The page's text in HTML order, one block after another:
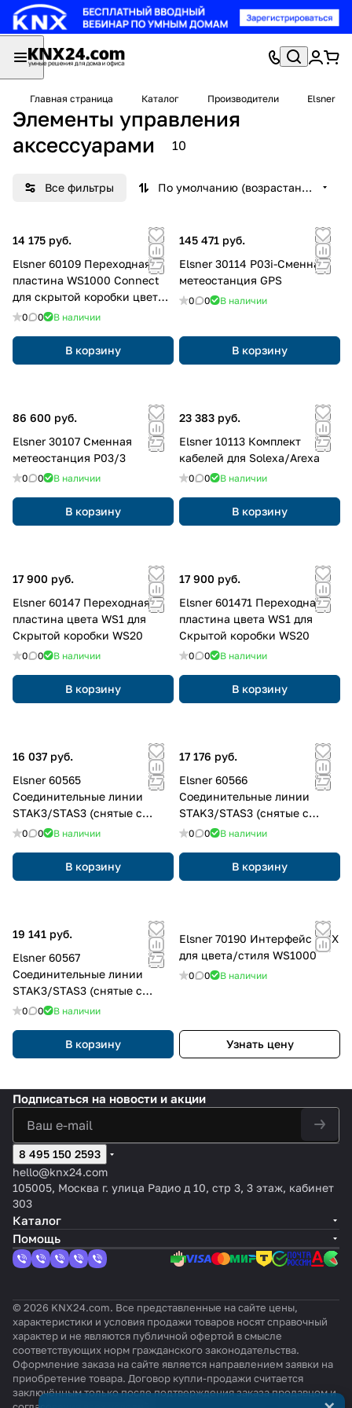
Главная страница Каталог Производители Elsner
Элементы управления
аксессуарами
10
Все фильтры По умолчанию (возрастание)
14 175 руб.
Elsner 60109 Переходная
пластина WS1000 Connect
для скрытой коробки цвета
WS1000
0 0 В наличии
В корзину
145 471 руб.
Elsner 30114 P03i-Сменная
метеостанция GPS
0 0 В наличии
В корзину
86 600 руб.
Elsner 30107 Сменная
метеостанция P03/3
0 0 В наличии
В корзину
23 383 руб.
Elsner 10113 Комплект
кабелей для Solexa/Arexa
0 0 В наличии
В корзину
17 900 руб.
Elsner 60147 Переходная
пластина цвета WS1 для
Скрытой коробки WS20
0 0 В наличии
В корзину
17 900 руб.
Elsner 601471 Переходная
пластина цвета WS1 для
Скрытой коробки WS20
0 0 В наличии
В корзину
16 037 руб.
Elsner 60565
Соединительные линии
STAK3/STAS3 (снятые с
производства) для
0 0 В наличии
В корзину
17 176 руб.
Elsner 60566
Соединительные линии
STAK3/STAS3 (снятые с
производства) для
0 0 В наличии
В корзину
19 141 руб.
Elsner 60567
Соединительные линии
STAK3/STAS3 (снятые с
производства) для
0 0 В наличии
В корзину
Elsner 70190 Интерфейс KNX
для цвета/стиля WS1000
0 0 В наличии
Узнать цену
Подписаться на новости и акции
8 495 150 2593
hello@knx24.com
105005, Москва г. улица Радио д 10, стр 3, 3 этаж, кабинет
303
Каталог
Помощь
© 2026 KNX24.com. Все представленные на сайте цены,
характеристики и условия продажи товаров носят справочный
характер и не являются публичной офертой в смысле
соответствующих норм гражданского законодательства.
Оформление заказа на сайте является направлением заявки на
приобретение товара. Договор купли-продажи считается
заключённым только после подтверждения заказа продавцом и